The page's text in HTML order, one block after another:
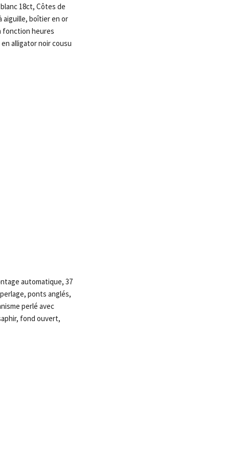
18ct, Côtes de
aiguille, boîtier en or
fonction heures
alligator noir cousu
automatique, 37
ponts anglés,
perlé avec
fond ouvert,